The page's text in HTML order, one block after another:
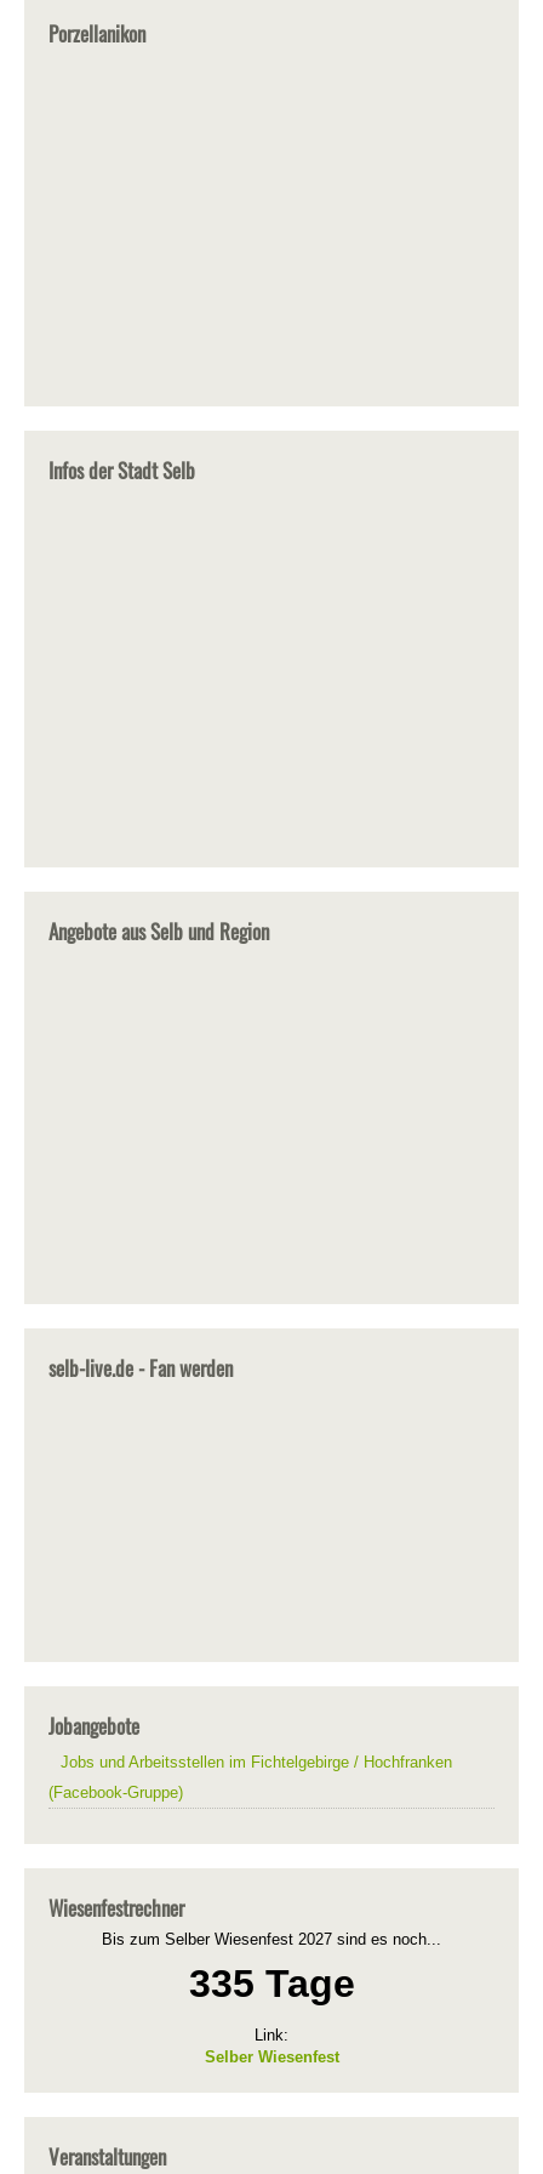
Porzellanikon
Infos der Stadt Selb
Angebote aus Selb und Region
selb-live.de - Fan werden
Jobangebote
Jobs und Arbeitsstellen im Fichtelgebirge / Hochfranken
(Facebook-Gruppe)
Wiesenfestrechner
Bis zum Selber Wiesenfest 2027 sind es noch...
335 Tage
Link:
Selber Wiesenfest
Veranstaltungen